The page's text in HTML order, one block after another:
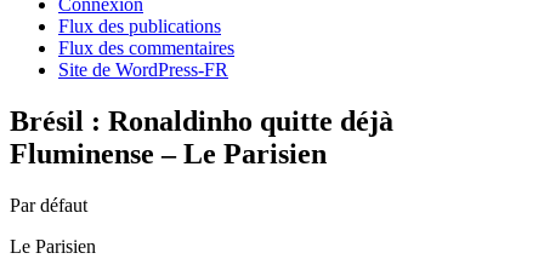
Connexion
Flux des publications
Flux des commentaires
Site de WordPress-FR
Brésil : Ronaldinho quitte déjà
Fluminense – Le Parisien
Par défaut
Le Parisien